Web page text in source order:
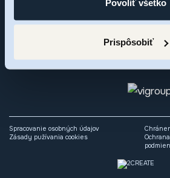
Povoliť všetko
Prispôsobiť
radi odpovieme na vaše otázky alebo